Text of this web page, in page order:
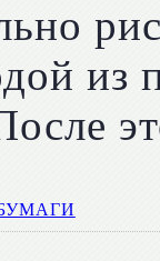
из